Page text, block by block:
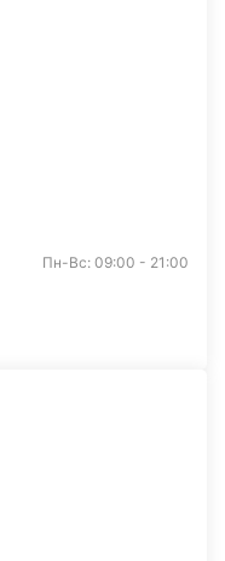
Пн-Вс: 09:00 - 21:00